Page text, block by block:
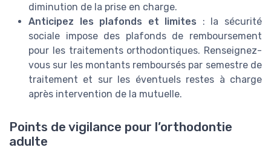
diminution de la prise en charge.
Anticipez les plafonds et limites : la sécurité
sociale impose des plafonds de remboursement
pour les traitements orthodontiques. Renseignez-
vous sur les montants remboursés par semestre de
traitement et sur les éventuels restes à charge
après intervention de la mutuelle.
Points de vigilance pour l’orthodontie
adulte